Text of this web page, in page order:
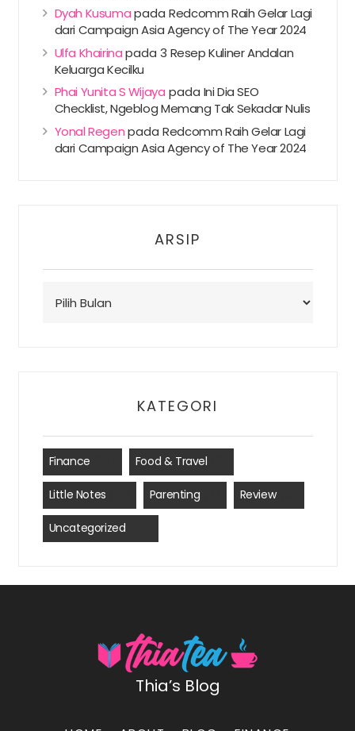
Dyah KusumapadaRedcomm Raih Gelar Lagi
dari Campaign Asia Agency of The Year 2024
Ulfa Khairinapada3 Resep Kuliner Andalan
Keluarga Kecilku
Phai Yunita S Wijaya pada Ini Dia SEO
Checklist, Ngeblog Memang Tak Sekadar Nulis
Yonal RegenpadaRedcomm Raih Gelar Lagi
dari Campaign Asia Agency of The Year 2024
ARSIP
KATEGORI
Finance Food & Travel
Little Notes Parenting Review(15)
Uncategorized
Thia’s Blog